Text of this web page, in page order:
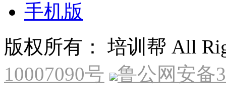
手机版
版权所有： 培训帮 All
10007090号
鲁公网安备